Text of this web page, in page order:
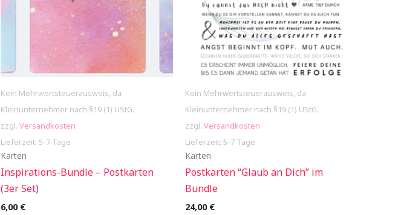
Kein Mehrwertsteuerausweis, da
Kleinunternehmer nach §19 (1) UStG.
zzgl. Versandkosten
Lieferzeit: 5-7 Tage
Karten
Inspirations-Bundle – Postkarten
(3er Set)
6,00 €
Kein Mehrwertsteuerausweis, da
Kleinunternehmer nach §19 (1) UStG.
zzgl. Versandkosten
Lieferzeit: 5-7 Tage
Karten
Postkarten “Glaub an Dich” im
Bundle
24,00 €